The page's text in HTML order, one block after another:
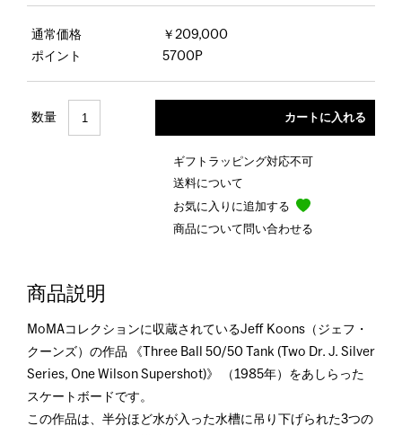
通常価格
￥209,000
ポイント
5700P
数量
ギフトラッピング対応不可
送料について
お気に入りに追加する
商品について問い合わせる
商品説明
MoMAコレクションに収蔵されているJeff Koons（ジェフ・
クーンズ）の作品 《Three Ball 50/50 Tank (Two Dr. J. Silver
Series, One Wilson Supershot)》 （1985年）をあしらった
スケートボードです。
この作品は、半分ほど水が入った水槽に吊り下げられた3つの